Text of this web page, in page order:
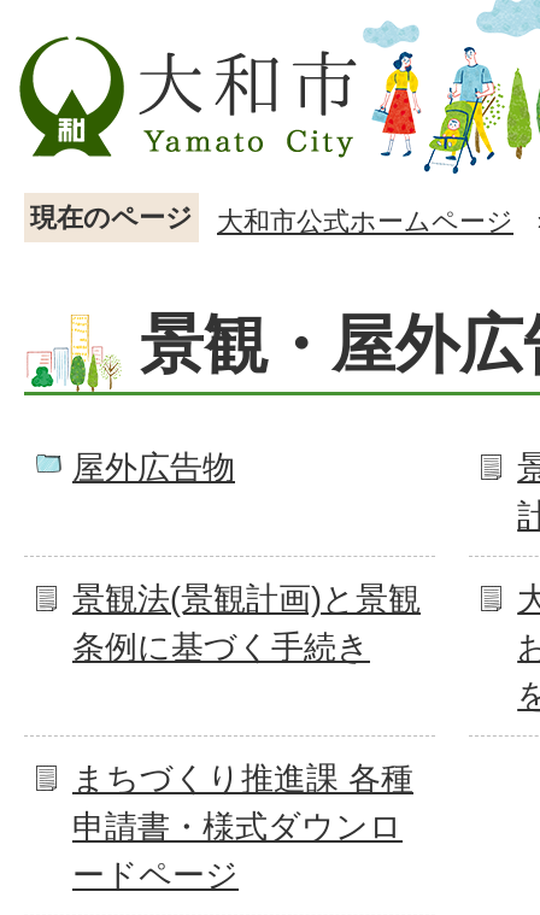
現在のページ 大和市公式ホームページ
景観・屋外広
屋外広告物
景観法(景観計画)と景観
条例に基づく手続き
まちづくり推進課 各種
申請書・様式ダウンロ
ードページ